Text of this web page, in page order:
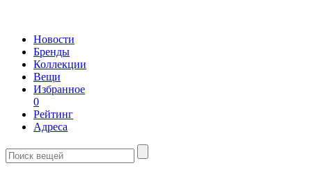
Новости
Бренды
Коллекции
Вещи
Избранное
0
Рейтинг
Адреса